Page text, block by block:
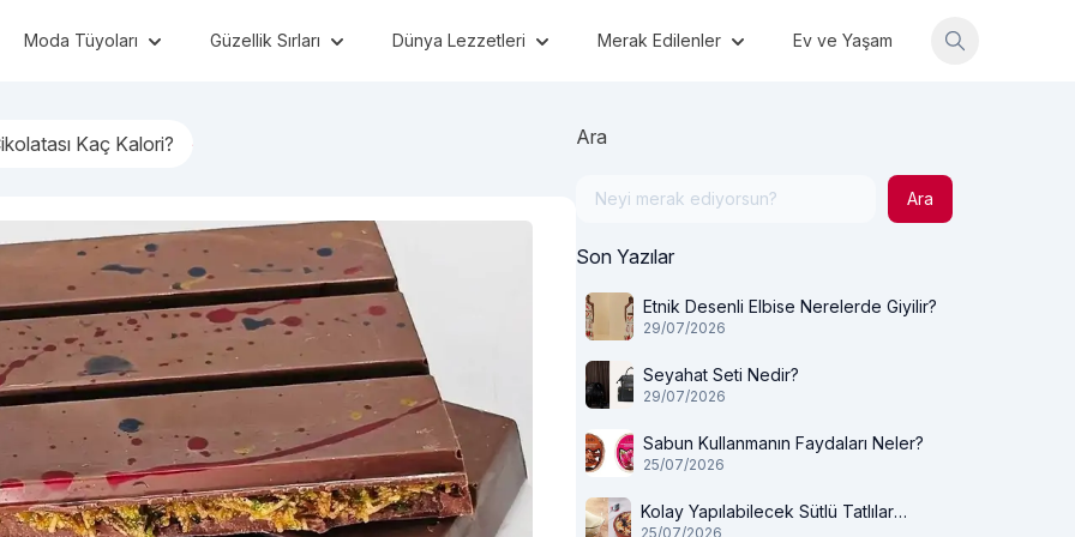
Moda Tüyoları Güzellik Sırları Dünya Lezzetleri Merak Edilenler Ev ve Yaşam
Kaç Kalori? Ara
Ara
Son Yazılar
Etnik Desenli Elbise Nerelerde Giyilir?
29/07/2026
Seyahat Seti Nedir?
29/07/2026
Sabun Kullanmanın Faydaları Neler?
25/07/2026
Kolay Yapılabilecek Sütlü Tatlılar
25/07/2026